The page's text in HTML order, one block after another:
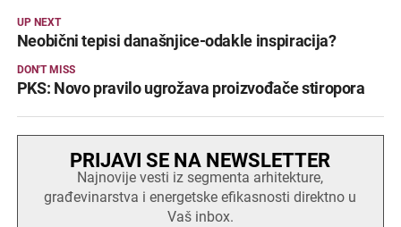
UP NEXT
Neobični tepisi današnjice-odakle inspiracija?
DON'T MISS
PKS: Novo pravilo ugrožava proizvođače stiropora
PRIJAVI SE NA NEWSLETTER
Najnovije vesti iz segmenta arhitekture,
građevinarstva i energetske efikasnosti direktno u
Vaš inbox.